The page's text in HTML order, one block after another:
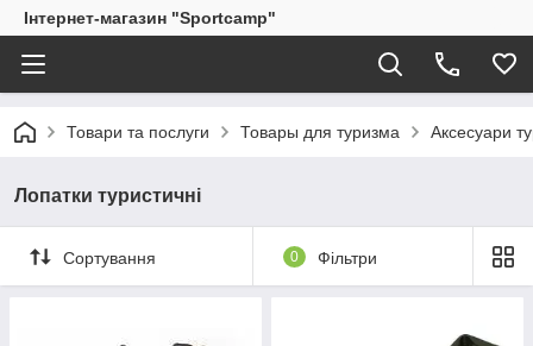
Інтернет-магазин "Sportcamp"
Товари та послуги Товары для туризма Аксесуари
Лопатки туристичні
Сортування 0 Фільтри